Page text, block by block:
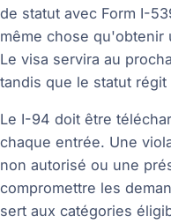
de statut avec Form I-
même chose qu'obtenir
Le visa servira au
tandis que le statut
Le I-94 doit être
chaque entrée. Une
non autorisé ou une
compromettre les
sert aux catégories